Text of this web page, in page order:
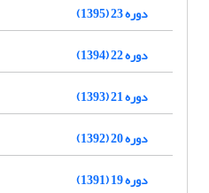
دوره 23 (1395)
دوره 22 (1394)
دوره 21 (1393)
دوره 20 (1392)
دوره 19 (1391)